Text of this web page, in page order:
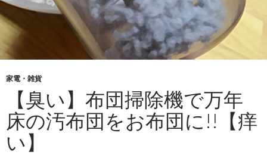
家電・雑貨
【臭い】布団掃除機で万年
床の汚布団をお布団に!!【痒
い】